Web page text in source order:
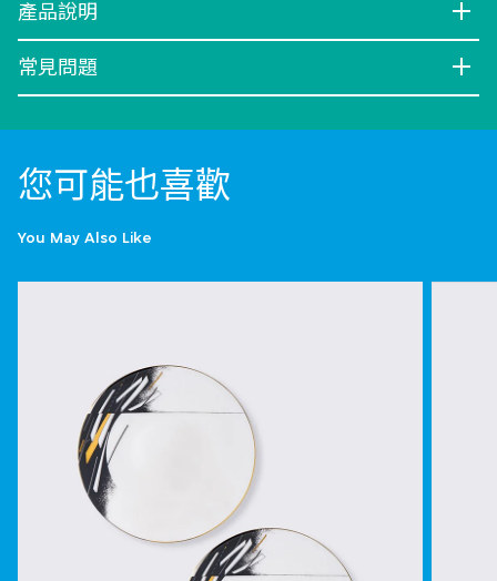
產品說明
常見問題
您可能也喜歡
You May Also Like